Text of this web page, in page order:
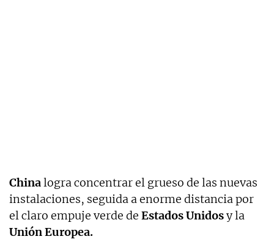
Chinalogra concentrar el grueso de las nuevas
instalaciones, seguida a enorme distancia por
el claro empuje verde de Estados Unidosy la
Unión Europea.